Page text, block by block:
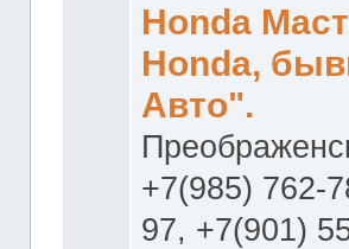
Honda
Honda,
Авто".
+7(985) 762-
97, +7(901)